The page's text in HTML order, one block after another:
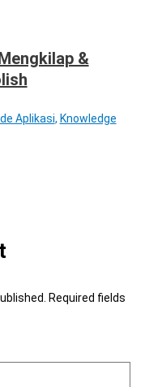
&
Ide Aplikasi, Knowledge
Required fields